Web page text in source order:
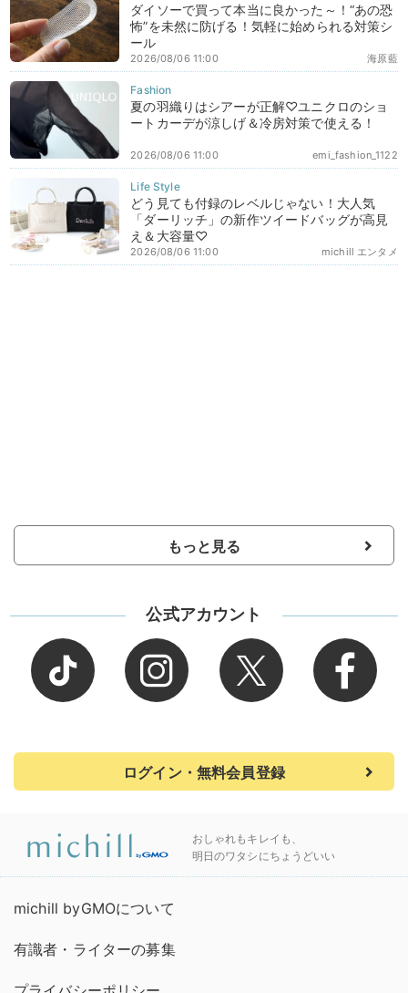
ダイソーで買って本当に良かった～！“あの恐
怖”を未然に防げる！気軽に始められる対策シ
ール
海原藍
2026/08/06 11:00
夏の羽織りはシアーが正解♡ユニクロのショ
ートカーデが涼しげ＆冷房対策で使える！
emi_fashion_1122
2026/08/06 11:00
どう見ても付録のレベルじゃない！大人気
「ダーリッチ」の新作ツイードバッグが高見
え＆大容量♡
michill エンタメ
2026/08/06 11:00
もっと見る
公式アカウント
ログイン・無料会員登録
おしゃれもキレイも、
明日のワタシにちょうどいい
michill byGMOについて
有識者・ライターの募集